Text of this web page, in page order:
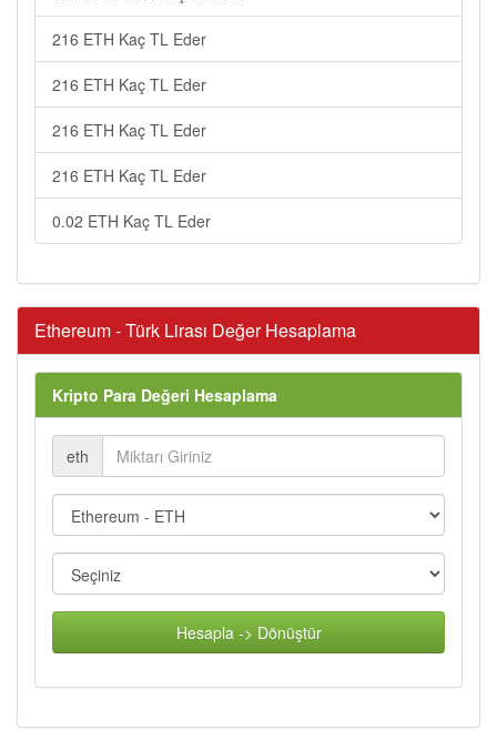
216 ETH Kaç TL Eder
216 ETH Kaç TL Eder
216 ETH Kaç TL Eder
216 ETH Kaç TL Eder
0.02 ETH Kaç TL Eder
Ethereum - Türk Lirası Değer Hesaplama
Kripto Para Değeri Hesaplama
eth
Hesapla -> Dönüştür